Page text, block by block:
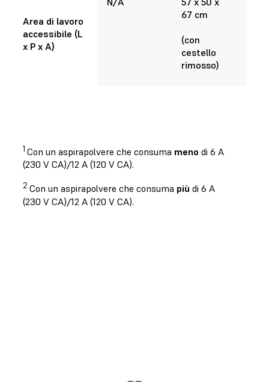
Area di lavoro
accessibile (L
x P x A)
67 cm
(con
cestello
rimosso)
1 Con un aspirapolvere che consuma meno di 6 A
(230 V CA)/12 A (120 V CA).
2 Con un aspirapolvere che consuma più di 6 A
(230 V CA)/12 A (120 V CA).